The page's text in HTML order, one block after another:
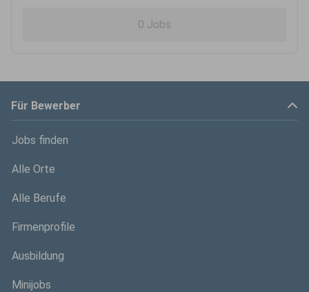
0 Jobs
Für Bewerber
Jobs finden
Alle Orte
Alle Berufe
Firmenprofile
Ausbildung
Minijobs